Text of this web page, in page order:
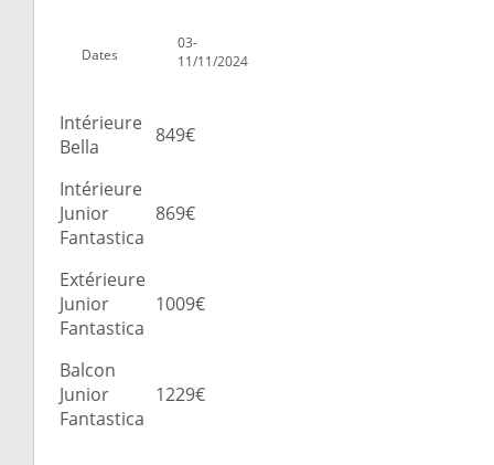
Dates
03-
11/11/2024
Intérieure
Bella
849€
Intérieure
Junior
Fantastica
869€
Extérieure
Junior
Fantastica
1009€
Balcon
Junior
Fantastica
1229€